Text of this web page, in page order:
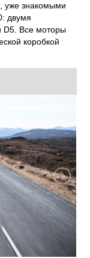
уже знакомыми
двумя
D5. Все моторы
коробкой